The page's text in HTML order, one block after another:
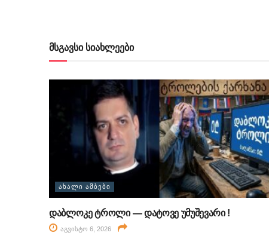
მსგავსი სიახლეები
ᲐᲮᲐᲚᲘ ᲐᲛᲑᲔᲑᲘ
დაბლოკე ტროლი — დატოვე უმუშევარი !
აგვისტო 6, 2026